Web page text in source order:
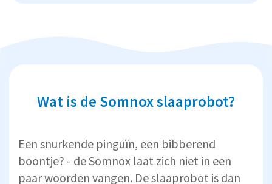
Wat is de Somnox slaaprobot?
Een snurkende pinguïn, een bibberend
boontje? - de Somnox laat zich niet in een
paar woorden vangen. De slaaprobot is dan